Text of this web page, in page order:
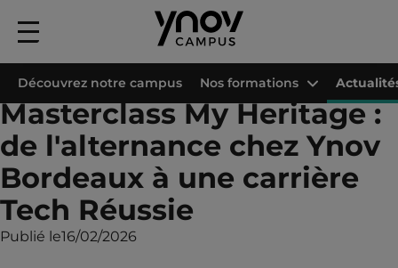
Menu
principal
Masterclass My Heritage :
de l'alternance chez Ynov
Bordeaux à une carrière
Tech Réussie
Publié le16/02/2026
Découvrez notre campus Nos formations